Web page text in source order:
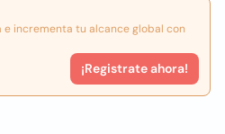
incrementa tu alcance global con
¡Registrate ahora!